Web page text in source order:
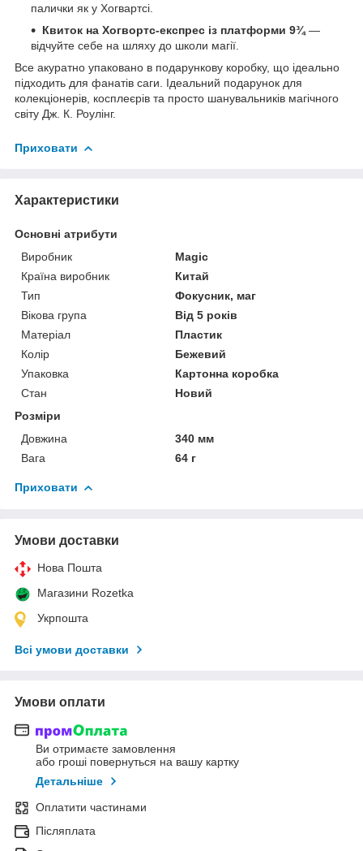
палички як у Хогвартсі.
Квиток на Хогвортс-експрес із платформи 9¾ —
відчуйте себе на шляху до школи магії.
Все акуратно упаковано в подарункову коробку, що ідеально
підходить для фанатів саги. Ідеальний подарунок для
колекціонерів, косплеєрів та просто шанувальників магічного
світу Дж. К. Роулінг.
Приховати
Характеристики
Основні атрибути
Виробник
Magic
Країна виробник
Китай
Тип
Фокусник, маг
Вікова група
Від 5 років
Матеріал
Пластик
Колір
Бежевий
Упаковка
Картонна коробка
Стан
Новий
Розміри
Довжина
340 мм
Вага
64 г
Приховати
Умови доставки
Нова Пошта
Магазини Rozetka
Укрпошта
Всі умови доставки
Умови оплати
Ви отримаєте замовлення
або гроші повернуться на вашу картку
Детальніше
Оплатити частинами
Післяплата